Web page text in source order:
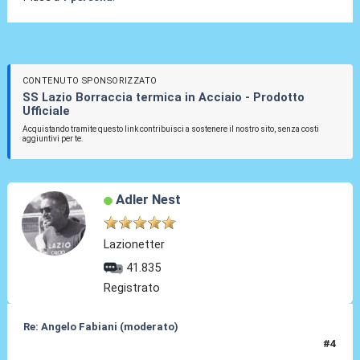
CONTENUTO SPONSORIZZATO
SS Lazio Borraccia termica in Acciaio - Prodotto
Ufficiale
Acquistando tramite questo link contribuisci a sostenere il nostro sito, senza costi
aggiuntivi per te.
Adler Nest
Lazionetter
41.835
Registrato
Re: Angelo Fabiani (moderato)
#4